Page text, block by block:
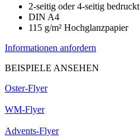
2-seitig oder 4-seitig bedruckt
DIN A4
115 g/m² Hochglanzpapier
Informationen anfordern
BEISPIELE ANSEHEN
Oster-Flyer
WM-Flyer
Advents-Flyer